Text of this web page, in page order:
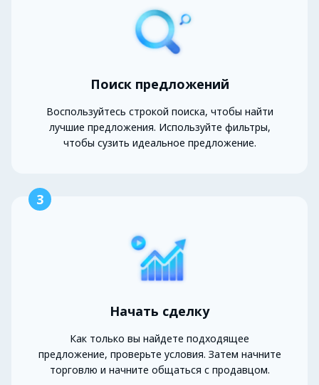
Поиск предложений
Воспользуйтесь строкой поиска, чтобы найти
лучшие предложения. Используйте фильтры,
чтобы сузить идеальное предложение.
3
Начать сделку
Как только вы найдете подходящее
предложение, проверьте условия. Затем начните
торговлю и начните общаться с продавцом.